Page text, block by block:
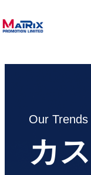
Our Trends
カ